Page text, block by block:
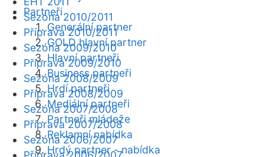
Partneři
Generální partner
GOLD hlavní partner
Hlavní partneři
Business partneři
Hrdí partneři
Mediální partneři
Partneři mládeže
Reklamní nabídka
Hrdý partner - nabídka
Sezóna 2010/2011
Příprava 2010/2011
Sezóna 2009/2010
Příprava 2009/2010
Sezóna 2008/2009
Příprava 2008/2009
Sezóna 2007/2008
Příprava 2007/2008
Sezóna 2006/2007